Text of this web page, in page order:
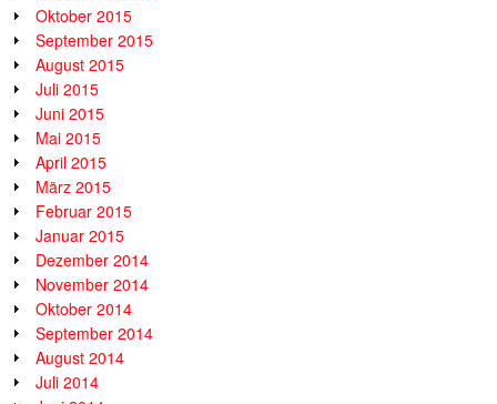
Oktober 2015
September 2015
August 2015
Juli 2015
Juni 2015
Mai 2015
April 2015
März 2015
Februar 2015
Januar 2015
Dezember 2014
November 2014
Oktober 2014
September 2014
August 2014
Juli 2014